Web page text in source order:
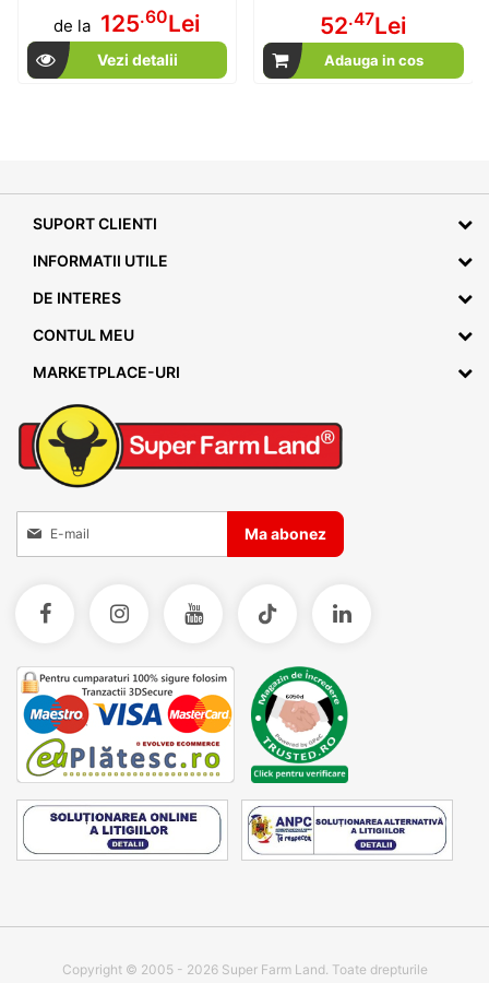
de la 125.60Lei
Vezi detalii
52.47Lei
Adauga in cos
SUPORT CLIENTI
INFORMATII UTILE
DE INTERES
CONTUL MEU
MARKETPLACE-URI
Inscrieti-va la Buletinele noastre informative
Ma abonez
Copyright © 2005 - 2026 Super Farm Land. Toate drepturile